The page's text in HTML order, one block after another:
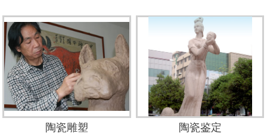
陶瓷雕塑 陶瓷鉴定